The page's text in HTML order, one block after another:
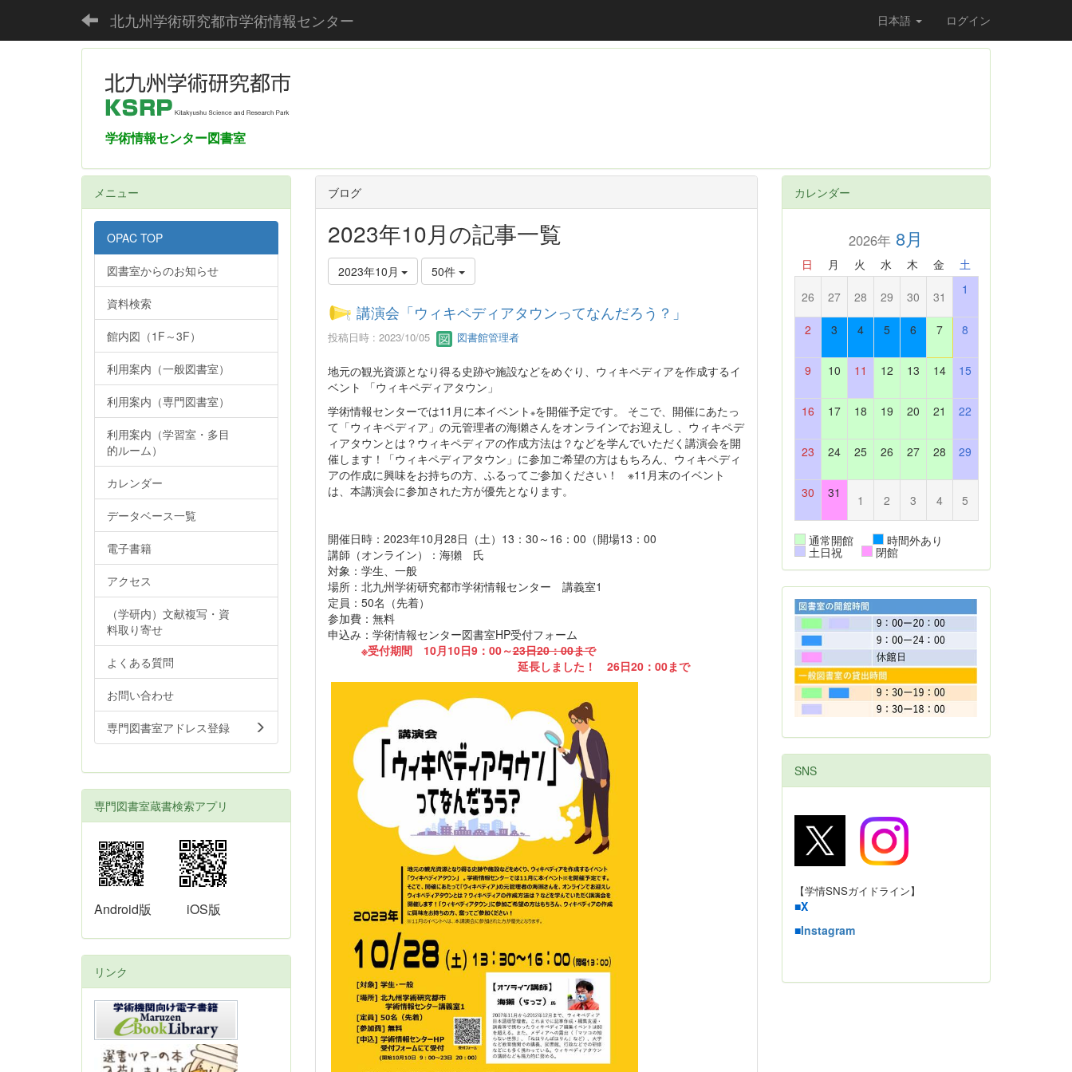
北九州学術研究都市学術情報センター 日本語 ログイン
学術情報センター図書室
ブログ
2023年10月の記事一覧
2023年10月 50件
講演会「ウィキペディアタウンってなんだろう？」
投稿日時 : 2023/10/05 図書館管理者
地元の観光資源となり得る史跡や施設などをめぐり、ウィキペディアを作成するイ
ベント 「ウィキペディアタウン」
学術情報センターでは11月に本イベント ※を開催予定です。 そこで、開催にあたっ
て「ウィキペディア」の元管理者の海獺さんをオンラインでお迎えし 、ウィキペデ
ィアタウンとは？ウィキペディアの作成方法は？などを学んでいただく講演会を開
催します！「ウィキペディアタウン」に参加ご希望の方はもちろん、ウィキペディ
アの作成に興味をお持ちの方、ふるってご参加ください！ ※11月末のイベント
は、本講演会に参加された方が優先となります。
開催日時：2023年10月28日（土）13：30～16：00（開場13：00
講師（オンライン）：海獺 氏
対象：学生、一般
場所：北九州学術研究都市学術情報センター 講義室1
定員：50名（先着）
参加費：無料
申込み：学術情報センター図書室HP受付フォーム
※受付期間 10月10日9：00～23日20：00まで
延長しました！ 26日20：00まで
メニュー
OPAC TOP
図書室からのお知らせ
資料検索
館内図（1F～3F）
利用案内（一般図書室）
利用案内（専門図書室）
利用案内（学習室・多目
的ルーム）
カレンダー
データベース一覧
電子書籍
アクセス
（学研内）文献複写・資
料取り寄せ
よくある質問
お問い合わせ
専門図書室アドレス登録
専門図書室蔵書検索アプリ
Android版 iOS版
リンク
カレンダー
2026年 8月
日 月 火 水 木 金 土
26 27 28 29 30 31 1
2 3 4 5 6 7 8
9 10 11 12 13 14 15
16 17 18 19 20 21 22
23 24 25 26 27 28 29
30 31 1 2 3 4 5
通常開館 時間外あり
土日祝 閉館
SNS
【学情SNSガイドライン】
■X
■Instagram